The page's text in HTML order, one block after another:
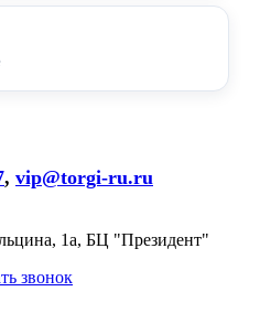
, vip@torgi-ru.ru
1а, БЦ "Президент"
звонок